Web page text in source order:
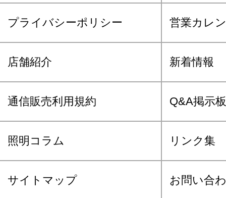
プライバシーポリシー 営業カレ
店舗紹介 新着情報
通信販売利用規約 Q&A掲示板
照明コラム リンク集
サイトマップ お問い合